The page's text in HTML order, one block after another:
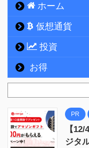
ホーム
仮想通貨
投資
お得
PR
【
ジタ